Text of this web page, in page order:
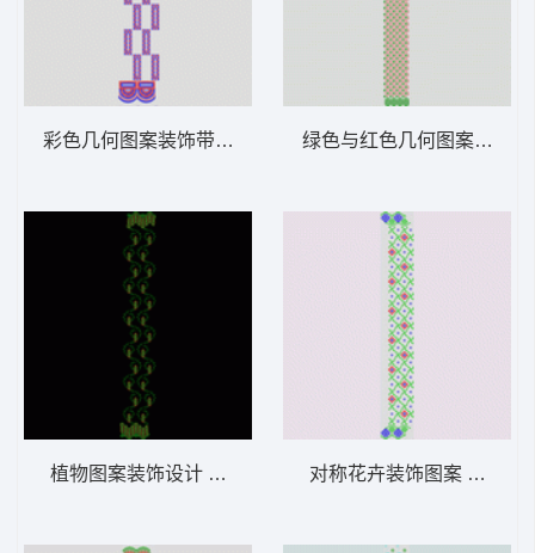
彩色几何图案装饰带 窗帘
植物图案装饰设计 窗帘
绿色与红色几何图案布料
对称花卉装饰图案 窗帘